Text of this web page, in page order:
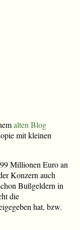
alten Blog
mit kleinen
Millionen Euro an
Konzern auch
Bußgeldern in
die
hat, bzw.